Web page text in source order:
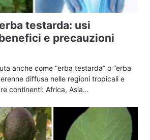
testarda: usi
e precauzioni
anche come “erba testarda” o “erba
diffusa nelle regioni tropicali e
continenti: Africa, Asia…